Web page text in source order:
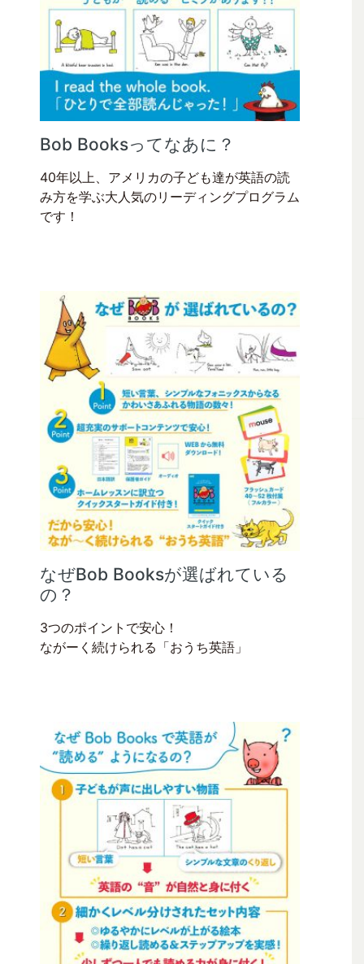
Bob Booksってなあに？
40年以上、アメリカの子ども達が英語の読
み方を学ぶ大人気のリーディングプログラム
です！
なぜBob Booksが選ばれている
の？
3つのポイントで安心！
ながーく続けられる「おうち英語」